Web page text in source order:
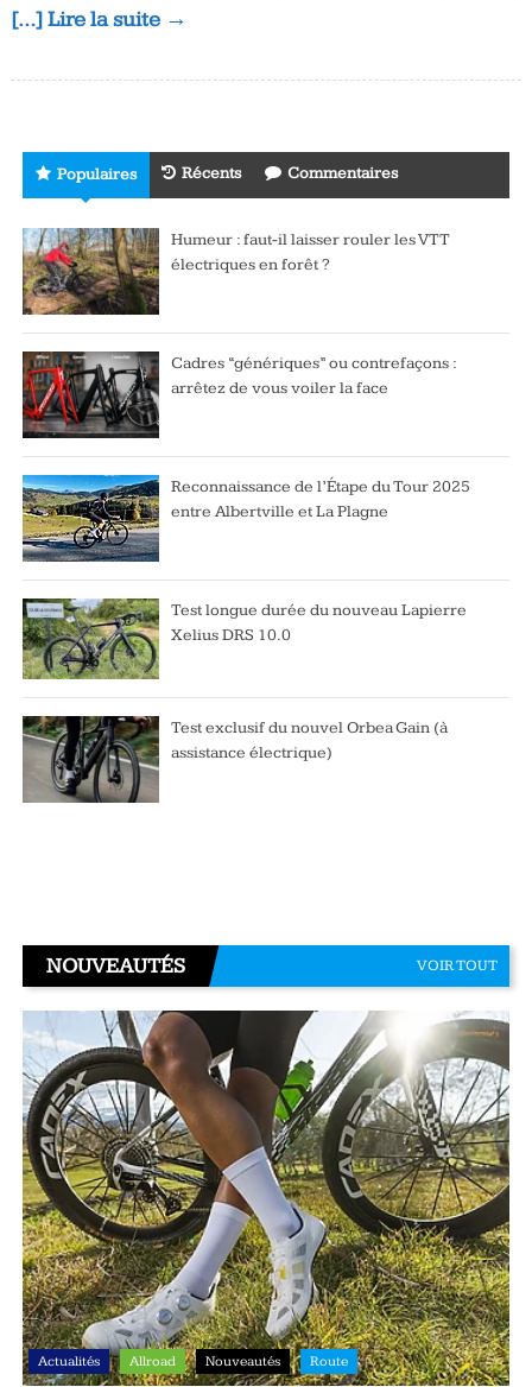
[…] Lire la suite →
Populaires Récents Commentaires
Humeur : faut-il laisser rouler les VTT
électriques en forêt ?
Cadres “génériques” ou contrefaçons :
arrêtez de vous voiler la face
Reconnaissance de l’Étape du Tour 2025
entre Albertville et La Plagne
Test longue durée du nouveau Lapierre
Xelius DRS 10.0
Test exclusif du nouvel Orbea Gain (à
assistance électrique)
NOUVEAUTÉS VOIR TOUT
Actualités Allroad Nouveautés Route